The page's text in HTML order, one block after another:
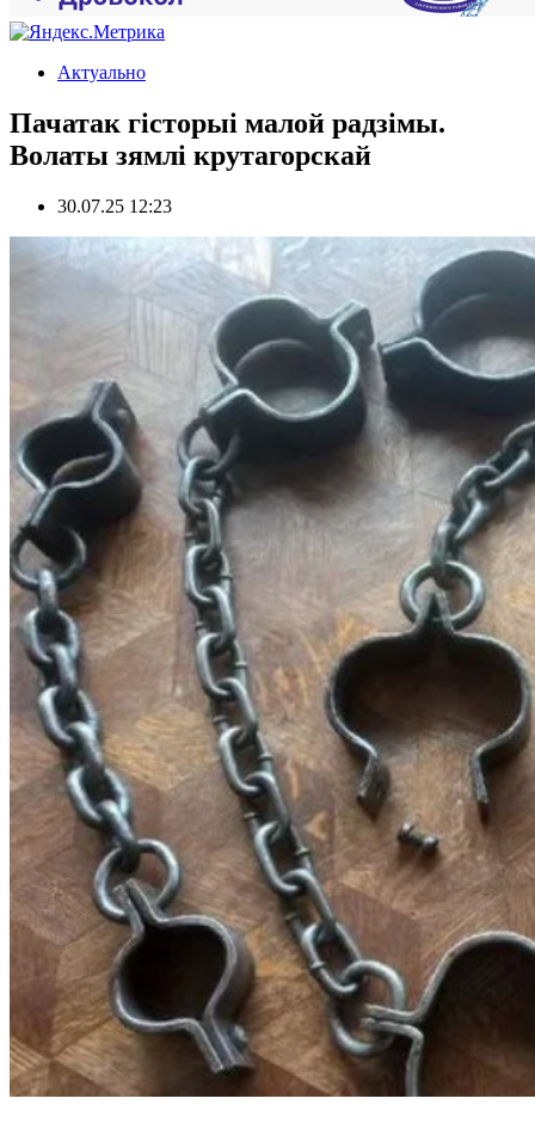
Актуально
Пачатак гісторыі малой радзімы.
Волаты зямлі крутагорскай
30.07.25 12:23